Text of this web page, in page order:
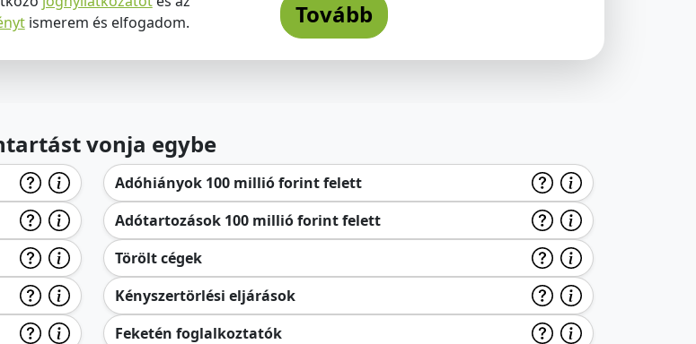
ismerem és elfogadom. Tovább
vonja egybe
Adóhiányok 100 millió forint felett
Adótartozások 100 millió forint felett
Törölt cégek
Kényszertörlési eljárások
Feketén foglalkoztatók